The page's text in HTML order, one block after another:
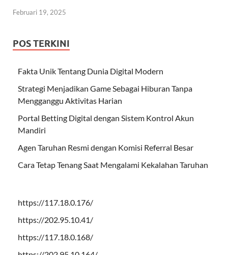
Februari 19, 2025
POS TERKINI
Fakta Unik Tentang Dunia Digital Modern
Strategi Menjadikan Game Sebagai Hiburan Tanpa
Mengganggu Aktivitas Harian
Portal Betting Digital dengan Sistem Kontrol Akun
Mandiri
Agen Taruhan Resmi dengan Komisi Referral Besar
Cara Tetap Tenang Saat Mengalami Kekalahan Taruhan
https://117.18.0.176/
https://202.95.10.41/
https://117.18.0.168/